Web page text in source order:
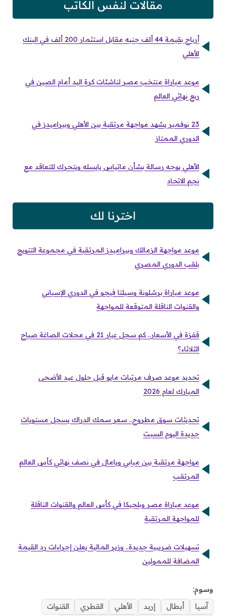
مقالات لنفس الكاتب
أرباح بقيمة 44 ألف جنيه مقابل استثمار 200 ألف في البنك
الأهلي
موعد مباراة منتخب مصر لناشئات كرة اليد أمام الصين في
ربع نهائي العالم
23 نوفمبر يشهد مواجهة مرتقبة بين الأهلي وبيراميدز في
الدوري الممتاز
الأهلي يوجه رسالة بشأن ماتياس يايسله ويتحرك للتعاقد مع
نجم الاتحاد
اخترنا لك
موعد مواجهة الزمالك وبيراميدز المرتقبة في مجموعة التتويج
بلقب الدوري المصري
موعد مباراة برشلونة وسيلتا فيجو في الدوري الإسباني
والقنوات الناقلة المتوقعة للمواجهة
قفزة في الأسعار.. كم سجل عيار 21 في محلات الصاغة صباح
الثلاثاء؟
تحديد موعد صرف مرتبات مايو قبل حلول عيد الأضحى
المبارك لعام 2026
تحديثات سوق مطروح.. سعر سمك الدراك يسجل مستويات
جديدة اليوم السبت
مواجهة مرتقبة بين مبابي ويامال في نصف نهائي كأس العالم
المرتقب
موعد مباراة مصر وبلجيكا في كأس العالم والقنوات الناقلة
للمواجهة المرتقبة
تسهيلات ضريبية جديدة.. وزير المالية يعلن إجراءات رد القيمة
المضافة للممولين
وسوم:
آسيا
أبطال إربد الأهلي القطري
القنوات